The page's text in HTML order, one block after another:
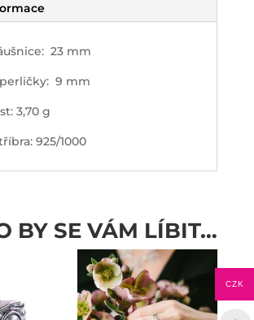
23 mm
9 mm
3,70 g
925/1000
BY SE VÁM LÍBIT…
CZK